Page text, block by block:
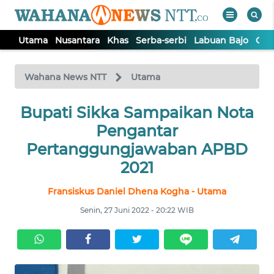
Utama Nusantara Khas Serba-serbi Labuan Bajo
Wahana News NTT Utama
Bupati Sikka Sampaikan Nota
Pengantar
Pertanggungjawaban APBD
2021
Fransiskus Daniel Dhena Kogha - Utama
Senin, 27 Juni 2022 - 20:22 WIB
TV
Tutup
UTAMA
NUSANTARA
SERBI
LABUAN